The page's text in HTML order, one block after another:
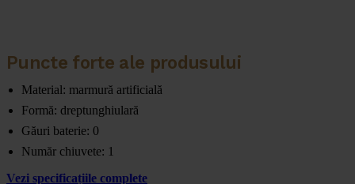
Puncte forte ale produsului
Material: marmură artificială
Formă: dreptunghiulară
Găuri baterie: 0
Număr chiuvete: 1
Vezi specificațiile complete